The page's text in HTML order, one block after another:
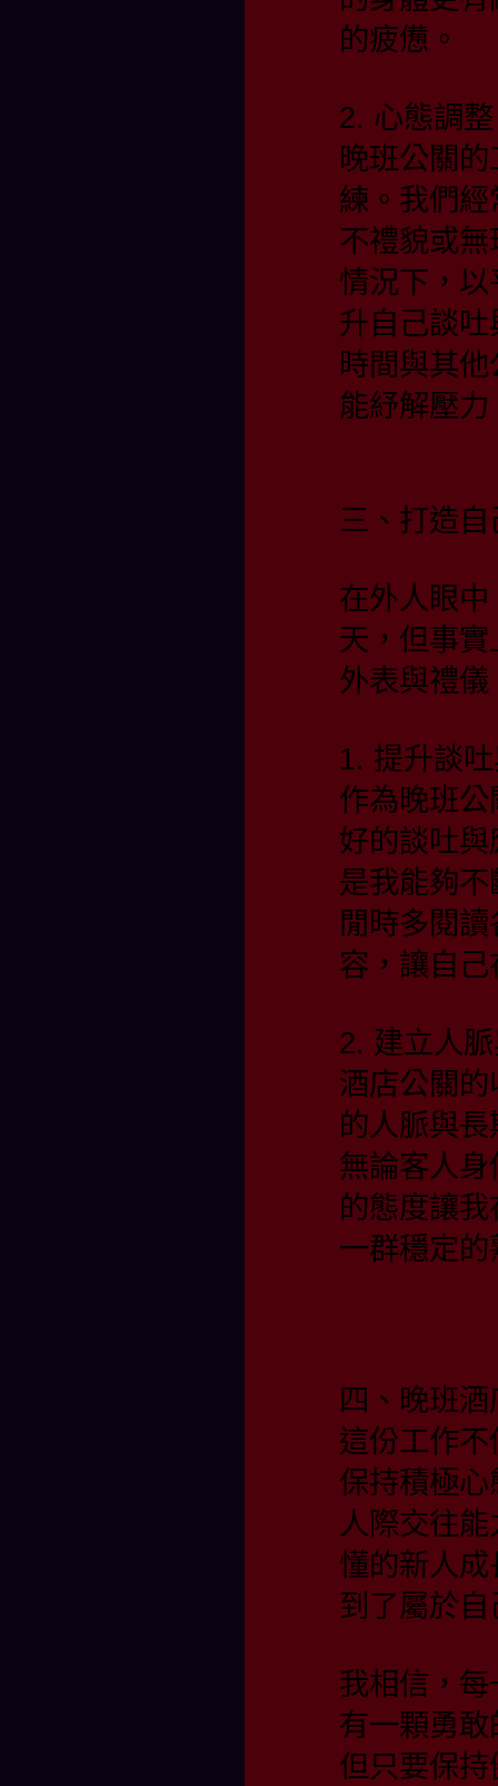
的疲憊。
2. 心態調
晚班公關
練。我們
不禮貌或
情況下，
升自己談
時間與其
能紓解壓
三、打造
在外人眼
天，但事
外表與禮
1. 提升談
作為晚班
好的談吐
是我能夠
閒時多閱
容，讓自
2. 建立人
酒店公關
的人脈與長
無論客人
的態度讓
一群穩定
四、晚班
這份工作
保持積極
人際交往
懂的新人
到了屬於
我相信，
有一顆勇
但只要保